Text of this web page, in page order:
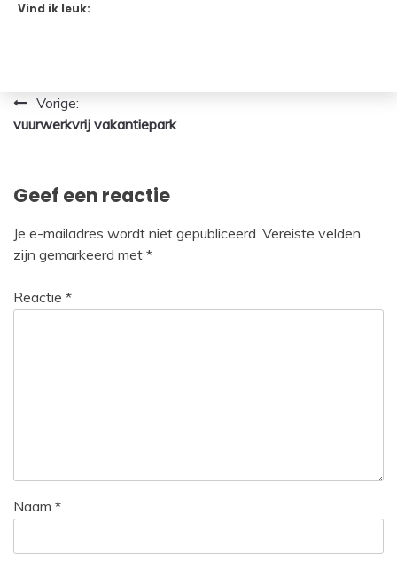
Vind ik leuk:
Bericht
navigatie
Vorige:
vuurwerkvrij vakantiepark
Geef een reactie
Je e-mailadres wordt niet gepubliceerd. Vereiste velden
zijn gemarkeerd met *
Reactie *
Naam *